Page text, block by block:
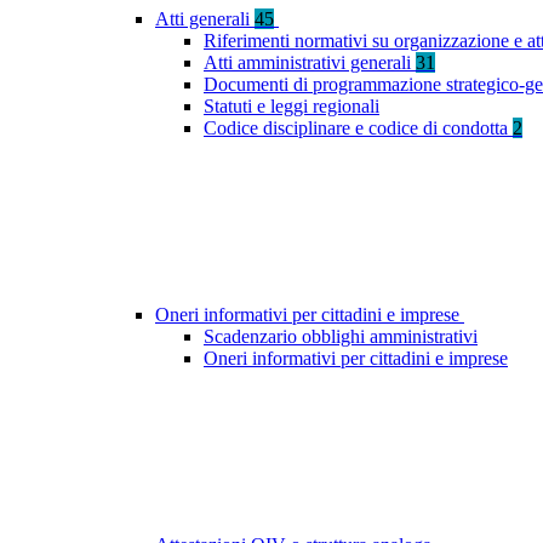
Atti generali 45
Riferimenti normativi su organizzazione e
Atti amministrativi generali 31
Documenti di programmazione strategico-
Statuti e leggi regionali
Codice disciplinare e codice di condotta 2
Oneri informativi per cittadini e imprese
Scadenzario obblighi amministrativi
Oneri informativi per cittadini e imprese